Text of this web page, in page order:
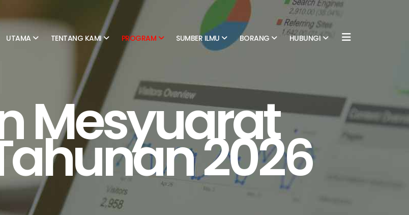
UTAMA TENTANG KAMI PROGRAM SUMBER ILMU BORANG HUBUNGI
Mesyuarat
2026